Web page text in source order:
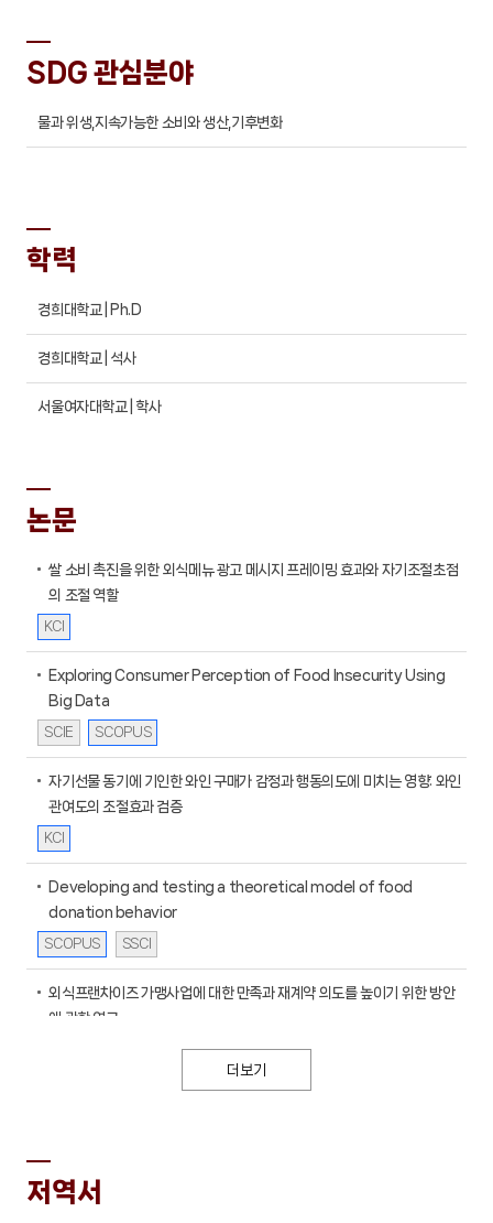
SDG 관심분야
물과 위생,지속가능한 소비와 생산,기후변화
학력
경희대학교 | Ph.D
경희대학교 | 석사
서울여자대학교 | 학사
논문
쌀 소비 촉진을 위한 외식메뉴 광고 메시지 프레이밍 효과와 자기조절초점
의 조절 역할
KCI
Exploring Consumer Perception of Food Insecurity Using
Big Data
SCIE SCOPUS
자기선물 동기에 기인한 와인 구매가 감정과 행동의도에 미치는 영향: 와인
관여도의 조절효과 검증
KCI
Developing and testing a theoretical model of food
donation behavior
SCOPUS SSCI
외식프랜차이즈 가맹사업에 대한 만족과 재계약 의도를 높이기 위한 방안
에 관한 연구
대형 식품유통업체의 식품기부 활성화를 위한 핵심 요인 탐색연구
더보기
저역서